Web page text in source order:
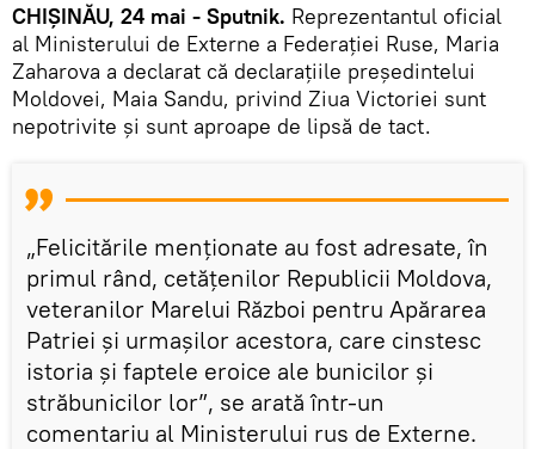
CHIȘINĂU, 24 mai - Sputnik. Reprezentantul oficial
al Ministerului de Externe a Federației Ruse, Maria
Zaharova a declarat că declarațiile președintelui
Moldovei, Maia Sandu, privind Ziua Victoriei sunt
nepotrivite și sunt aproape de lipsă de tact.
„Felicitările menționate au fost adresate, în
primul rând, cetățenilor Republicii Moldova,
veteranilor Marelui Război pentru Apărarea
Patriei și urmașilor acestora, care cinstesc
istoria și faptele eroice ale bunicilor și
străbunicilor lor”, se arată într-un
comentariu al Ministerului rus de Externe.